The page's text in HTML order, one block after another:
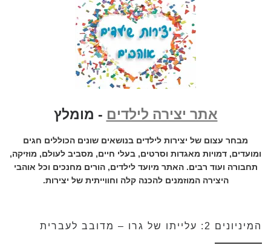
אתר יצירה לילדים - מומלץ
מבחר עצום של יצירות לילדים בנושאים שונים הכוללים חגים
ומועדים, דמויות מאגדות וסרטים, בעלי חיים, מסביב לעולם, מוזיקה,
תחבורה ועוד רבים. האתר מיועד לילדים, הורים מחנכים וכל אוהבי
היצירה המוזמנים להכנה קלה וחווייתית של יצירות.
המיניונים 2: עלייתו של גרו – מדובב לעברית